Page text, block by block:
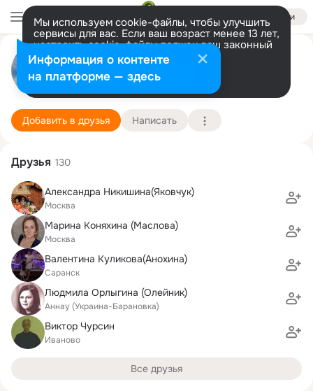
Войти
Мы используем cookie-файлы, чтобы улучшить
сервисы для вас. Если ваш возраст менее 13 лет,
настроить cookie-файлы должен ваш законный
представитель. Больше информации
Разрешить все Настроить
Елена Кузьмина
Москва
30 июля (44 года)
МГППУ, Московский городской психолого-
Подробнее
Добавить в друзья Написать
Друзья 130
Александра Никишина(Яковчук)
Москва
Марина Коняхина (Маслова)
Москва
Валентина Куликова(Анохина)
Саранск
Людмила Орлыгина (Олейник)
Аннау (Украина-Барановка)
Виктор Чурсин
Иваново
Все друзья
Информация о контенте
на платформе — здесь